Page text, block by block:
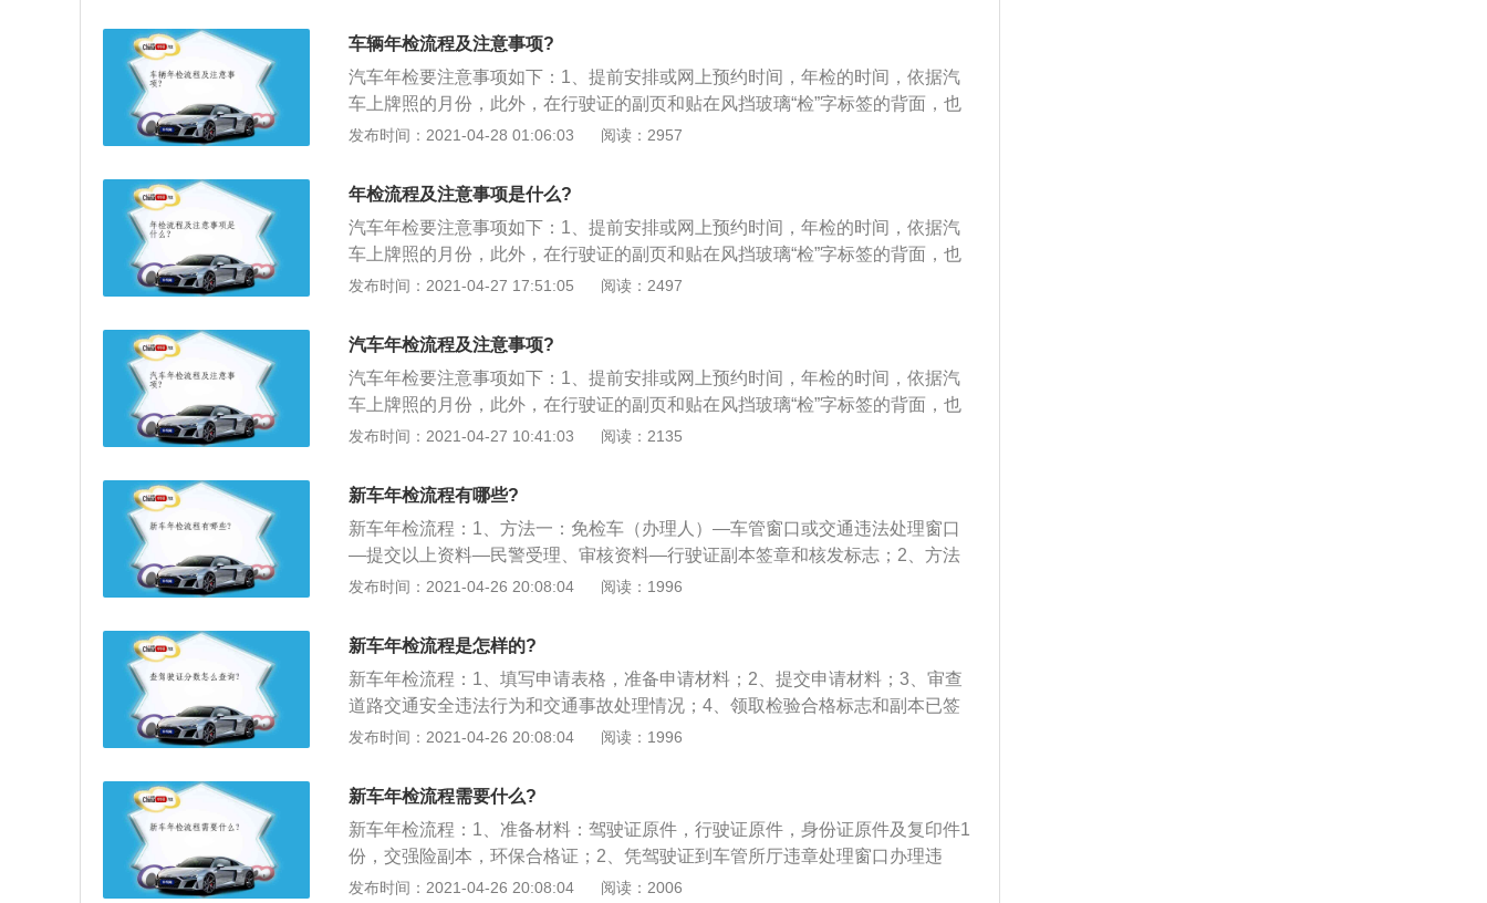
车；3、如果汽车有明显故障，比如，发动机的尾气呈黑色或淡蓝色，灯光不
全，大灯明显感觉不如以前亮了，或者是刹车有点儿不灵或刹车的时候，车头会
偏向一侧等等，一定要先去维修站修理；4、前往检测场之前，检查一下三角标
识是否在车上，灭火器是否处于有效范围内齐证件票据现金，年检时，要携带：
机动车行驶证、交强险保险凭证。
车辆年检流程及注意事项?
汽车年检要注意事项如下：1、提前安排或网上预约时间，年检的时间，依据汽
车上牌照的月份，此外，在行驶证的副页和贴在风挡玻璃“检”字标签的背面，也
都写着有效期，有效期截止了，即是该验车了；2、年检之前，需查询一下自己
车；3、如果汽车有明显故障，比如，发动机的尾气呈黑色或淡蓝色，灯光不
全，大灯明显感觉不如以前亮了，或者是刹车有点儿不灵或刹车的时候，车头会
偏向一侧等等，一定要先去维修站修理；4、前往检测场之前，检查一下三角标
识是否在车上，灭火器是否处于有效范围内；5、齐证件票据现金，年检时，要
携带：机动车行驶证、交强险保险凭证。
发布时间：2021-04-28 01:06:03 阅读：2957
年检流程及注意事项是什么?
汽车年检要注意事项如下：1、提前安排或网上预约时间，年检的时间，依据汽
车上牌照的月份，此外，在行驶证的副页和贴在风挡玻璃“检”字标签的背面，也
都写着有效期，有效期截止了，即是该验车了；2、年检之前，需查询一下自己
车；3、如果汽车有明显故障，比如，发动机的尾气呈黑色或淡蓝色，灯光不
全，大灯明显感觉不如以前亮了，或者是刹车有点儿不灵或刹车的时候，车头会
偏向一侧等等，一定要先去维修站修理；4、前往检测场之前，检查一下三角标
识是否在车上，灭火器是否处于有效范围内齐证件票据现金，年检时，要携带：
机动车行驶证、交强险保险凭证。
发布时间：2021-04-27 17:51:05 阅读：2497
汽车年检流程及注意事项?
汽车年检要注意事项如下：1、提前安排或网上预约时间，年检的时间，依据汽
车上牌照的月份，此外，在行驶证的副页和贴在风挡玻璃“检”字标签的背面，也
都写着有效期，有效期截止了，即是该验车了；2、年检之前，需查询一下自己
车；3、如果汽车有明显故障，比如，发动机的尾气呈黑色或淡蓝色，灯光不
偏向一侧等等，一定要先去维修站修理；4、前往检测场之前，检查一下三角标
识是否在车上，灭火器是否处于有效范围内齐证件票据现金，年检时，要携带：
机动车行驶证、交强险保险凭证。
发布时间：2021-04-27 10:41:03 阅读：2135
新车年检流程有哪些?
新车年检流程：1、方法一：免检车（办理人）—车管窗口或交通违法处理窗口
—提交以上资料—民警受理、审核资料—行驶证副本签章和核发标志；2、方法
二：通过线上渠道（当地车管部门网站、微信公众号等）进行申请，填写相关资
查无误后，车管所会将所有的检验合格标志以快递的形式送货上门，而你只需交
来回的快递费即可（一般是35块）。
发布时间：2021-04-26 20:08:04 阅读：1996
新车年检流程是怎样的?
新车年检流程：1、填写申请表格，准备申请材料；2、提交申请材料；3、审查
道路交通安全违法行为和交通事故处理情况；4、领取检验合格标志和副本已签
章的行驶证。
发布时间：2021-04-26 20:08:04 阅读：1996
新车年检流程需要什么?
新车年检流程：1、准备材料：驾驶证原件，行驶证原件，身份证原件及复印件1
份，交强险副本，环保合格证；2、凭驾驶证到车管所厅违章处理窗口办理违
章，可以刷卡，无违章的略过；3、到车管所厅咨询处领取豁免申请表，填写完
发布时间：2021-04-26 20:08:04 阅读：2006